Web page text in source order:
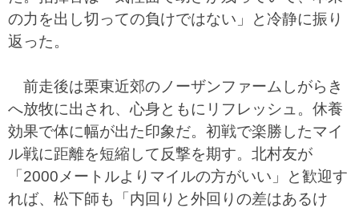
の力を出し切っての負けではない」と冷静に振り
返った。
前走後は栗東近郊のノーザンファームしがらき
へ放牧に出され、心身ともにリフレッシュ。休養
効果で体に幅が出た印象だ。初戦で楽勝したマイ
ル戦に距離を短縮して反撃を期す。北村友が
「2000メートルよりマイルの方がいい」と歓迎す
れば、松下師も「内回りと外回りの差はあるけ